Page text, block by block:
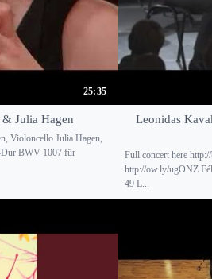
25:35
Julia Hagen
Violoncello Julia Hagen,
Dur BWV 1007 für
Leonidas
Full concert here
http://ow.ly/ugONZ
49 L...